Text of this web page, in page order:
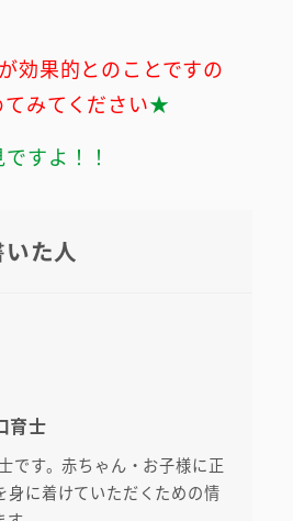
効果的とのことですの
みてください★
すよ！！
た人
育士
です。赤ちゃん・お子様に正
身に着けていただくための情